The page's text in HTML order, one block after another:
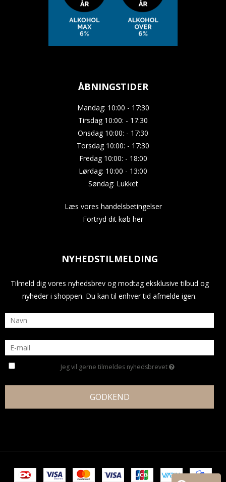
ÅBNINGSTIDER
Mandag: 10:00 - 17:30
Tirsdag 10:00: - 17:30
Onsdag 10:00: - 17:30
Torsdag 10:00: - 17:30
Fredag 10:00: - 18:00
Lørdag: 10:00 - 13:00
Søndag: Lukket
Læs vores handelsbetingelser
Fortryd dit køb her
NYHEDSTILMELDING
Tilmeld dig vores nyhedsbrev og modtag eksklusive tilbud og
nyheder i shoppen. Du kan til enhver tid afmelde igen.
Jeg vil gerne tilmeldes nyhedsbrevet
GODKEND